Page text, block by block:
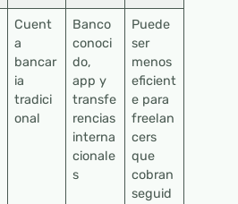
Cuent
a
bancar
ia
tradici
onal
Banco
conoci
do,
app y
transfe
rencias
interna
cionale
s
Puede
ser
menos
eficient
e para
freelan
cers
que
cobran
seguid